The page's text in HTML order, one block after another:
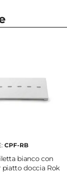
CPF-RB
bianco con
piatto doccia Rok